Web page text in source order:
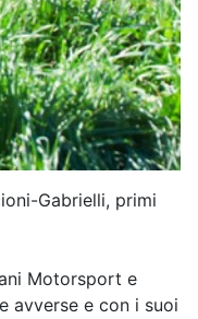
Gabrielli, primi
Motorsport e
avverse e con i suoi